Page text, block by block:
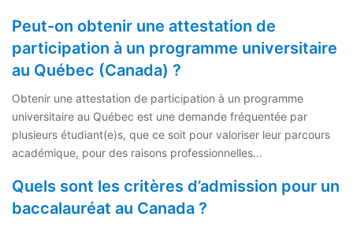
Peut-on obtenir une attestation de
participation à un programme universitaire
au Québec (Canada) ?
Obtenir une attestation de participation à un programme
universitaire au Québec est une demande fréquentée par
plusieurs étudiant(e)s, que ce soit pour valoriser leur parcours
académique, pour des raisons professionnelles…
Quels sont les critères d’admission pour un
baccalauréat au Canada ?